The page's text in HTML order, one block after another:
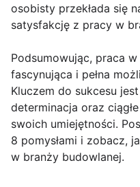
osobisty przekłada się
satysfakcję z pracy w
Podsumowując, praca
fascynująca i pełna
Kluczem do sukcesu
determinacja oraz
swoich umiejętności.
8 pomysłami i zobacz,
w branży budowlanej.